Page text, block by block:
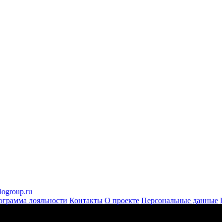
лояльности Контакты О проекте Персональные данные